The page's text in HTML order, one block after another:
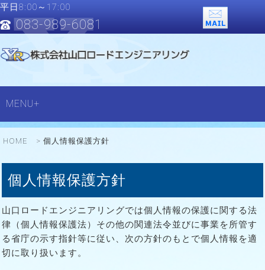
平日8:00～17:00
083-989-6081
MENU+
HOME 個人情報保護方針
個人情報保護方針
山口ロードエンジニアリングでは個人情報の保護に関する法
律（個人情報保護法）その他の関連法令並びに事業を所管す
る省庁の示す指針等に従い、次の方針のもとで個人情報を適
切に取り扱います。